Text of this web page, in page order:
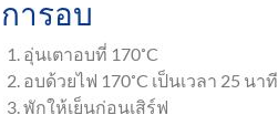
การอบ
อุ่นเตาอบที่ 170˚C
อบด้วยไฟ 170˚C เป็นเวลา 25 นาที
พักให้เย็นก่อนเสิร์ฟ